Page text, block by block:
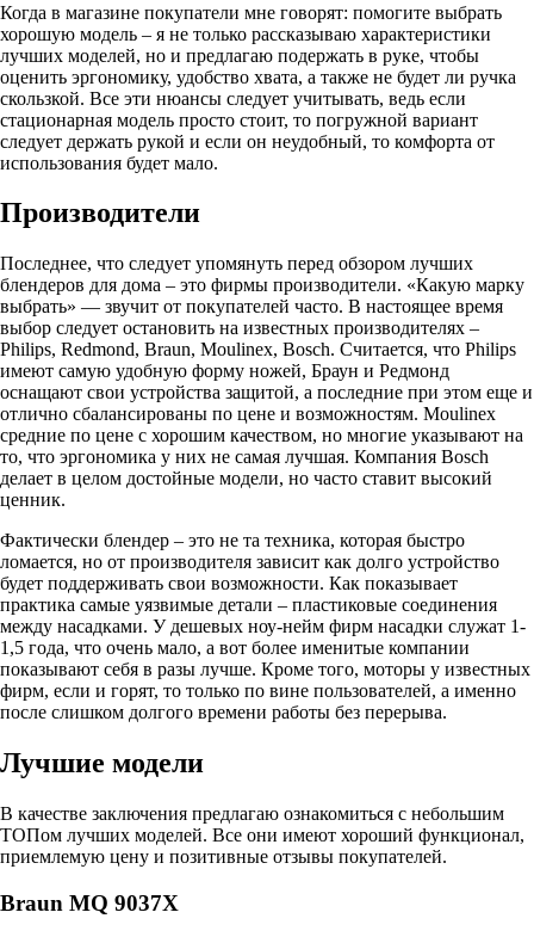
Когда в магазине покупатели мне говорят: помогите выбрать
хорошую модель – я не только рассказываю характеристики
лучших моделей, но и предлагаю подержать в руке, чтобы
оценить эргономику, удобство хвата, а также не будет ли ручка
скользкой. Все эти нюансы следует учитывать, ведь если
стационарная модель просто стоит, то погружной вариант
следует держать рукой и если он неудобный, то комфорта от
использования будет мало.
Производители
Последнее, что следует упомянуть перед обзором лучших
блендеров для дома – это фирмы производители. «Какую марку
выбрать» — звучит от покупателей часто. В настоящее время
выбор следует остановить на известных производителях –
Philips, Redmond, Braun, Moulinex, Bosch. Считается, что Philips
имеют самую удобную форму ножей, Браун и Редмонд
оснащают свои устройства защитой, а последние при этом еще и
отлично сбалансированы по цене и возможностям. Moulinex
средние по цене с хорошим качеством, но многие указывают на
то, что эргономика у них не самая лучшая. Компания Bosch
делает в целом достойные модели, но часто ставит высокий
ценник.
Фактически блендер – это не та техника, которая быстро
ломается, но от производителя зависит как долго устройство
будет поддерживать свои возможности. Как показывает
практика самые уязвимые детали – пластиковые соединения
между насадками. У дешевых ноу-нейм фирм насадки служат 1-
1,5 года, что очень мало, а вот более именитые компании
показывают себя в разы лучше. Кроме того, моторы у известных
фирм, если и горят, то только по вине пользователей, а именно
после слишком долгого времени работы без перерыва.
Лучшие модели
В качестве заключения предлагаю ознакомиться с небольшим
ТОПом лучших моделей. Все они имеют хороший функционал,
приемлемую цену и позитивные отзывы покупателей.
Braun MQ 9037X